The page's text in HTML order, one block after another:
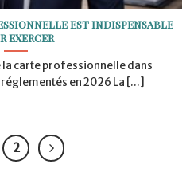
est indispensable
exercer
carte professionnelle dans
en 2026 La [...]
2